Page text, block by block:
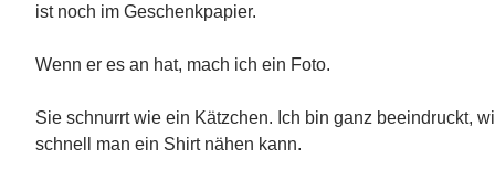
ist noch im Geschenkpapier.
Wenn er es an hat, mach ich ein Foto.
Sie schnurrt wie ein Kätzchen. Ich bin ganz beeindruckt,
schnell man ein Shirt nähen kann.